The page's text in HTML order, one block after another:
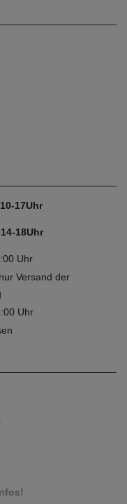
17Uhr
18Uhr
Uhr
Versand der
Uhr